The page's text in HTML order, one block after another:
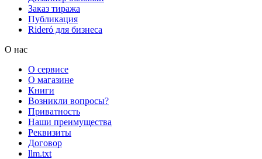
Заказ тиража
Публикация
Rideró для бизнеса
О нас
О сервисе
О магазине
Книги
Возникли вопросы?
Приватность
Наши преимущества
Реквизиты
Договор
llm.txt